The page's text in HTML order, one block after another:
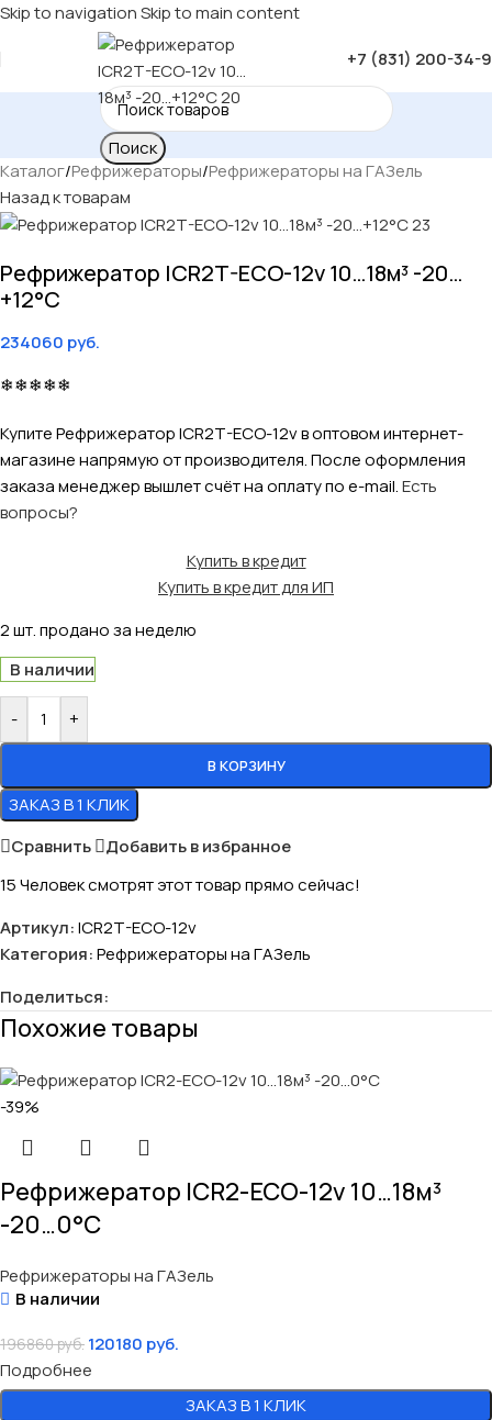
Skip to navigationSkip to main content
+7 (831) 200-34-
Поиск
Каталог/Рефрижераторы/Рефрижераторы на ГАЗель
Назад к товарам
Рефрижератор ICR2T-ECO-12v 10…18м³ -20…
+12°C
234060 руб.
❄❄❄❄❄
Купите Рефрижератор ICR2T-ECO-12v в оптовом интернет-
магазине напрямую от производителя. После оформления
заказа менеджер вышлет счёт на оплату по e-mail.Есть
вопросы?
Купить в кредит
Купить в кредит для ИП
2шт. продано за неделю
В наличии
- +
В КОРЗИНУ
ЗАКАЗ В 1 КЛИК
Сравнить
Добавить в избранное
15Человек смотрят этот товар прямо сейчас!
Артикул:ICR2T-ECO-12v
Категория:Рефрижераторы на ГАЗель
Поделиться:
Похожие товары
-39%
Рефрижератор ICR2-ECO-12v 10…18м³
-20…0°C
Рефрижераторы на ГАЗель
В наличии
196860руб. 120180 руб.
Подробнее
ЗАКАЗ В 1 КЛИК